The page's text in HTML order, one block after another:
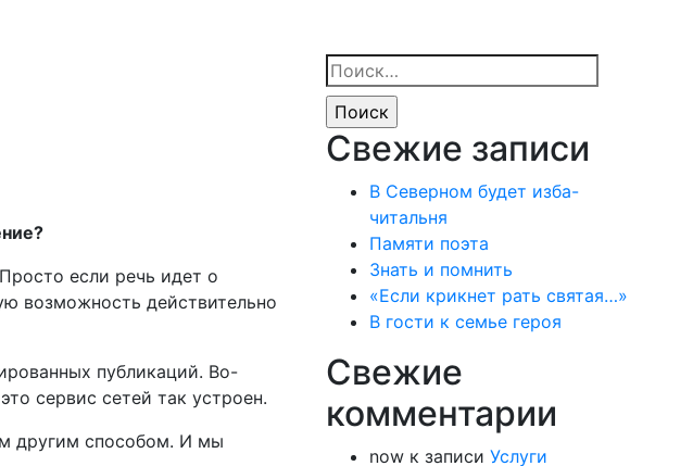
если речь идет о
возможность действительно
публикаций. Во-
сервис сетей так устроен.
другим способом. И мы
Найти:
Свежие записи
В Северном будет изба-
читальня
Памяти поэта
Знать и помнить
«Если крикнет рать святая…»
В гости к семье героя
Свежие
комментарии
nowк записи Услуги